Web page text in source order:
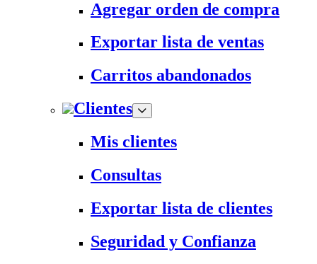
Agregar orden de compra
Exportar lista de ventas
Carritos abandonados
Clientes
Mis clientes
Consultas
Exportar lista de clientes
Seguridad y Confianza